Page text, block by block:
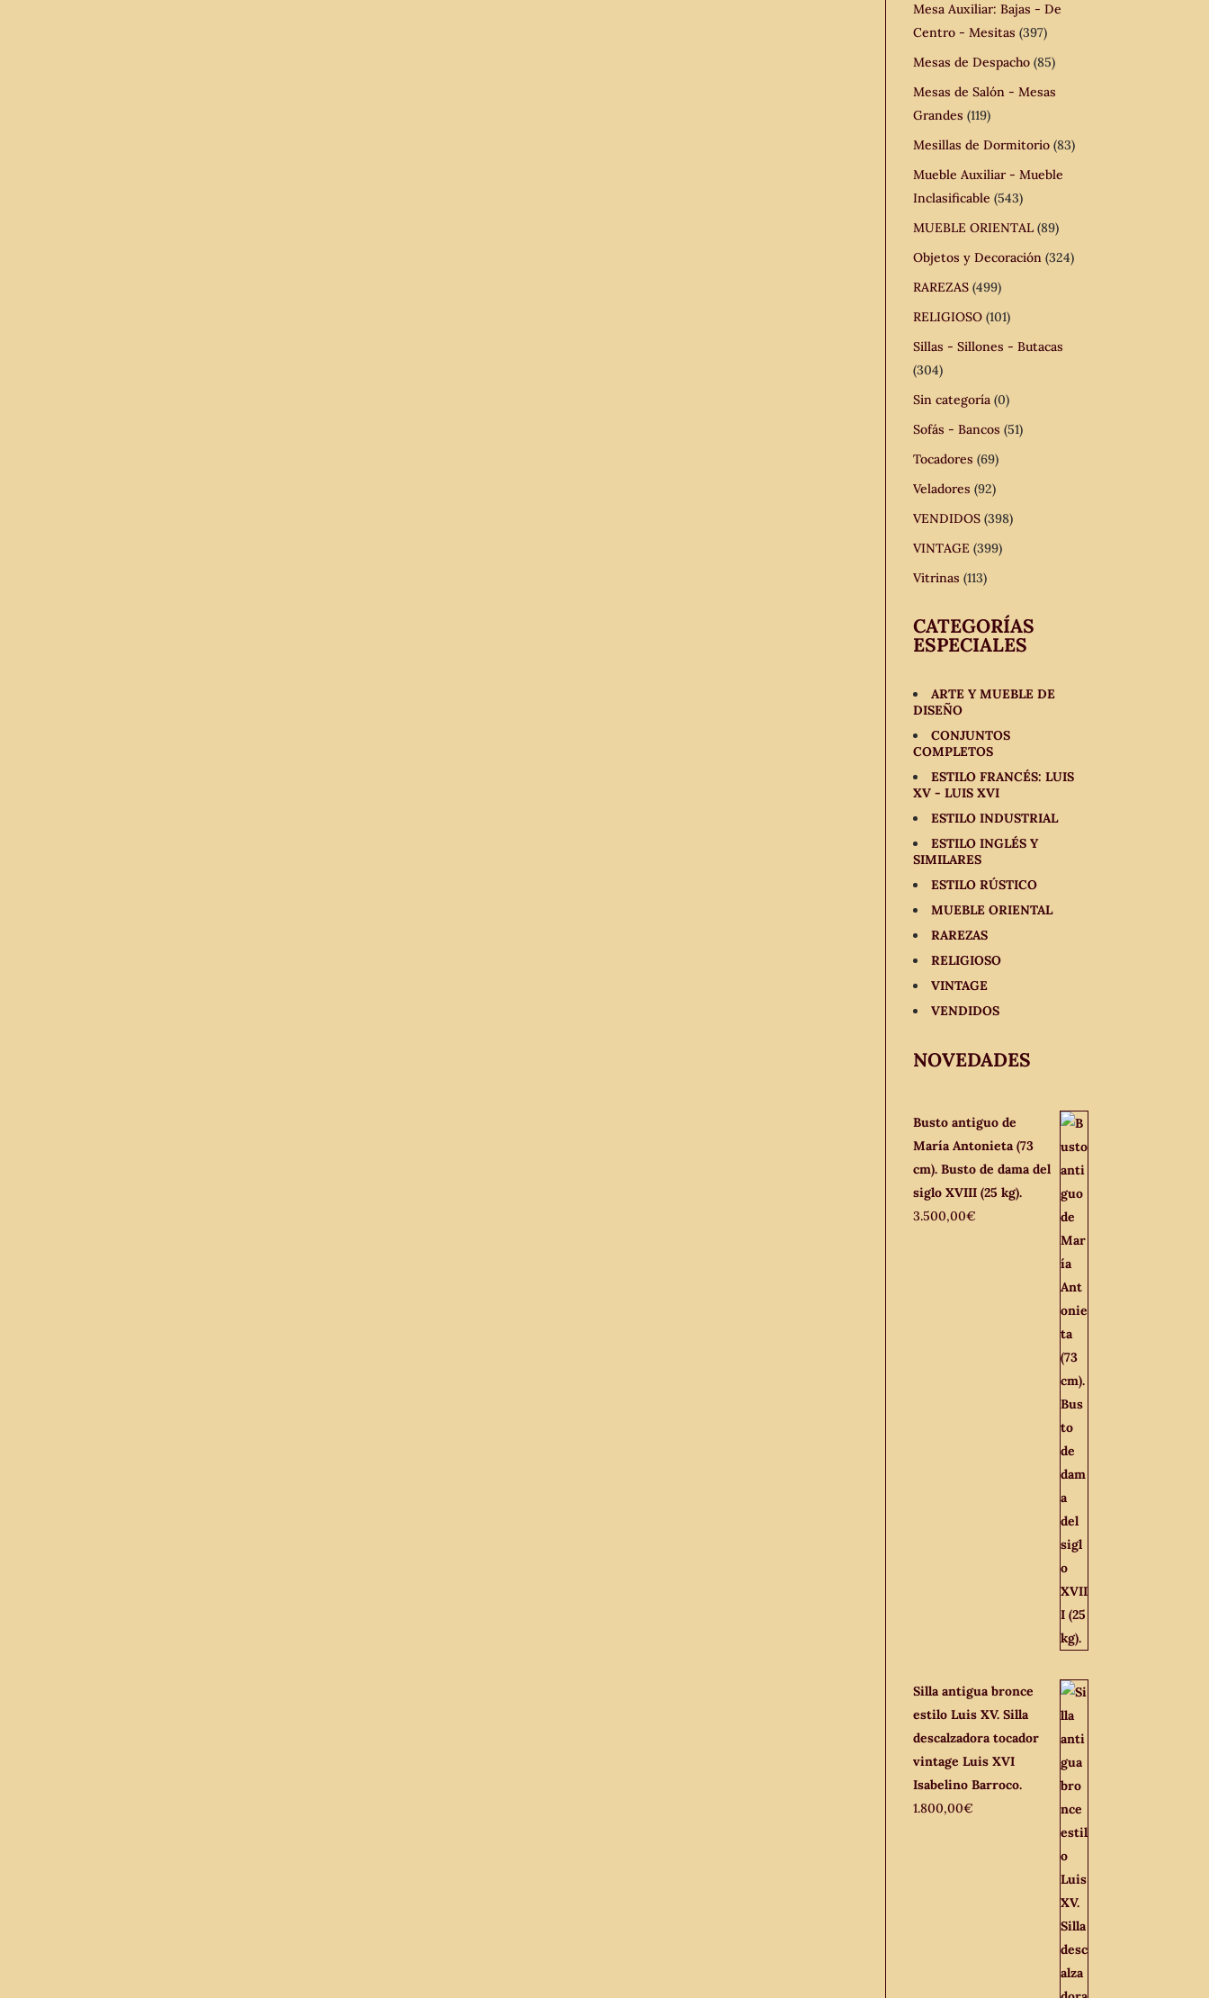
Mesa Auxiliar: Bajas - De
Centro - Mesitas (397)
Mesas de Despacho (85)
Mesas de Salón - Mesas
Grandes (119)
Mesillas de Dormitorio (83)
Mueble Auxiliar - Mueble
Inclasificable (543)
MUEBLE ORIENTAL (89)
Objetos y Decoración (324)
RAREZAS (499)
RELIGIOSO (101)
Sillas - Sillones - Butacas
(304)
Sin categoría (0)
Sofás - Bancos (51)
Tocadores (69)
Veladores (92)
VENDIDOS (398)
VINTAGE (399)
Vitrinas (113)
CATEGORÍAS
ESPECIALES
ARTE Y MUEBLE DE
DISEÑO
CONJUNTOS
COMPLETOS
ESTILO FRANCÉS: LUIS
XV - LUIS XVI
ESTILO INDUSTRIAL
ESTILO INGLÉS Y
SIMILARES
ESTILO RÚSTICO
MUEBLE ORIENTAL
RAREZAS
RELIGIOSO
VINTAGE
VENDIDOS
NOVEDADES
Busto antiguo de
María Antonieta (73
cm). Busto de dama del
siglo XVIII (25 kg).
3.500,00€
Silla antigua bronce
estilo Luis XV. Silla
descalzadora tocador
vintage Luis XVI
Isabelino Barroco.
1.800,00€